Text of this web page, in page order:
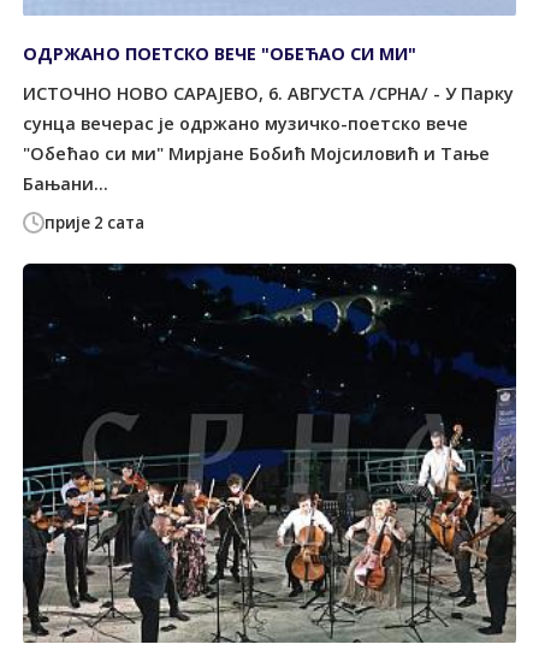
прије 2 сата
ОДРЖАНО ПОЕТСКО ВЕЧЕ "ОБЕЋАО СИ МИ"
ИСТОЧНО НОВО САРАЈЕВО, 6. АВГУСТА /СРНА/ - У Парку
сунца вечерас је одржано музичко-поетско вече
"Обећао си ми" Мирјане Бобић Мојсиловић и Тање
Бањани...